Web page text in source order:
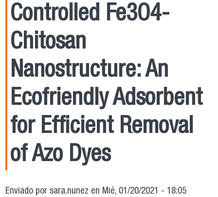
Controlled Fe3O4-
Chitosan
Nanostructure: An
Ecofriendly Adsorbent
for Efficient Removal
of Azo Dyes
Enviado porsara.nunez en Mié, 01/20/2021 - 18:05